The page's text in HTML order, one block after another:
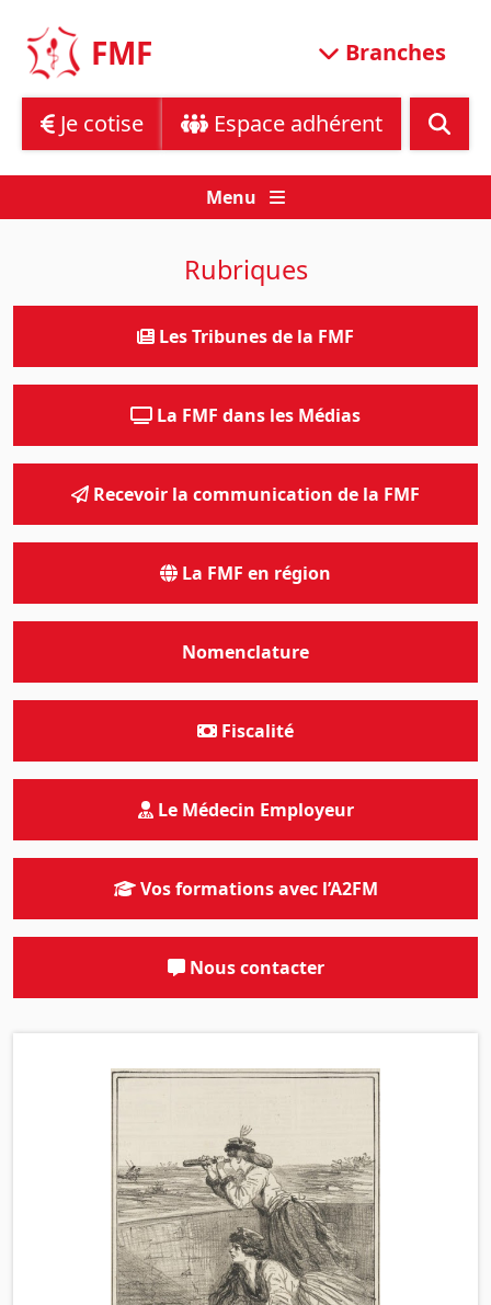
content
FMF Branches
Je cotise Espace adhérent
Menu
Rubriques
Les Tribunes de la FMF
La FMF dans les Médias
Recevoir la communication de la FMF
La FMF en région
Nomenclature
Fiscalité
Le Médecin Employeur
Vos formations avec l’A2FM
Nous contacter